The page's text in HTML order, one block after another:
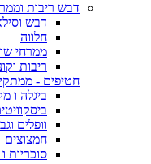
דבש ריבות
דבש
חלווה
ממרחי
ריבות
חטיפים -
ביגלה ו
וופלים
חמצוצים
סוכריות